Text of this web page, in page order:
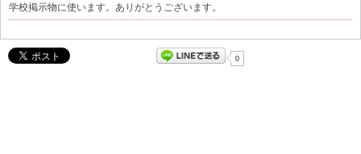
学校掲示物に使います。ありがとうございます。
0